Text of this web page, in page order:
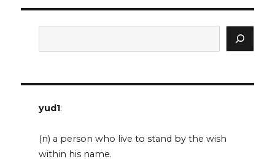
yud1:
(n) a person who live to stand by the wish
within his name.